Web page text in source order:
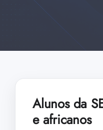
Alunos da
e africanos